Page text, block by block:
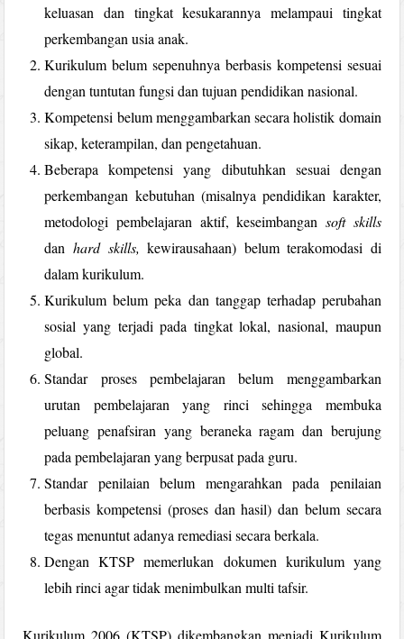
keluasan dan tingkat kesukarannya melampaui tingkat
perkembangan usia anak.
Kurikulum belum sepenuhnya berbasis kompetensi sesuai
dengan tuntutan fungsi dan tujuan pendidikan nasional.
Kompetensi belum menggambarkan secara holistik domain
sikap, keterampilan, dan pengetahuan.
Beberapa kompetensi yang dibutuhkan sesuai dengan
perkembangan kebutuhan (misalnya pendidikan karakter,
metodologi pembelajaran aktif, keseimbangan soft skills
dan hard skills,kewirausahaan) belum terakomodasi di
dalam kurikulum.
Kurikulum belum peka dan tanggap terhadap perubahan
sosial yang terjadi pada tingkat lokal, nasional, maupun
global.
Standar proses pembelajaran belum menggambarkan
urutan pembelajaran yang rinci sehingga membuka
peluang penafsiran yang beraneka ragam dan berujung
pada pembelajaran yang berpusat pada guru.
Standar penilaian belum mengarahkan pada penilaian
berbasis kompetensi (proses dan hasil) dan belum secara
tegas menuntut adanya remediasi secara berkala.
Dengan KTSP memerlukan dokumen kurikulum yang
lebih rinci agar tidak menimbulkan multi tafsir.
Kurikulum 2006 (KTSP) dikembangkan menjadi Kurikulum